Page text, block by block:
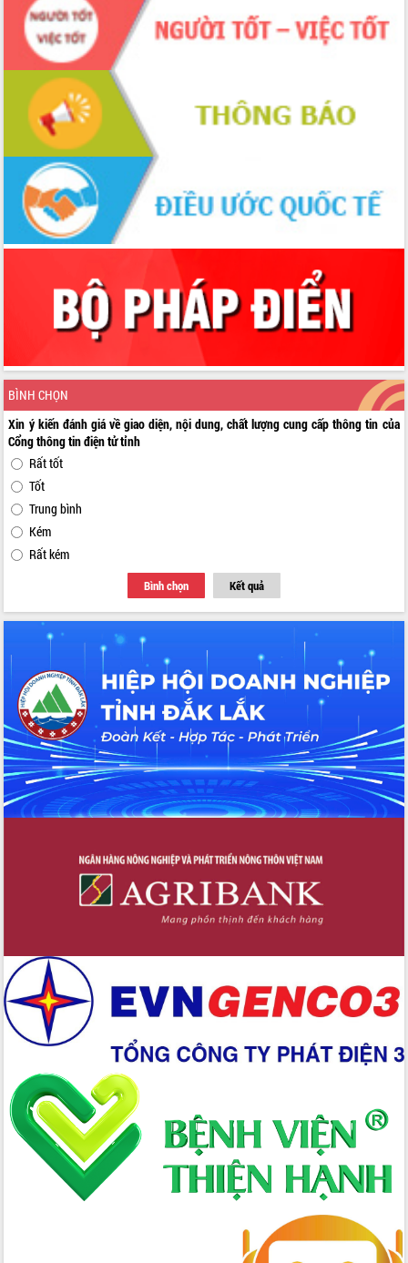
BÌNH CHỌN
Xin ý kiến đánh giá về giao diện, nội dung, chất lượng cung cấp thông tin của
Cổng thông tin điện tử tỉnh
Rất tốt
Tốt
Trung bình
Kém
Rất kém
Bình chọn Kết quả